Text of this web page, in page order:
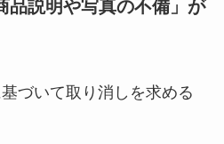
品説明や写真の不備」が
づいて取り消しを求める